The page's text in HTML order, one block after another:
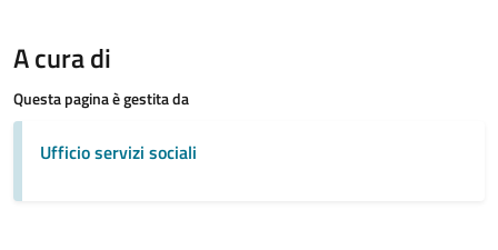
A cura di
Questa pagina è gestita da
Ufficio servizi sociali